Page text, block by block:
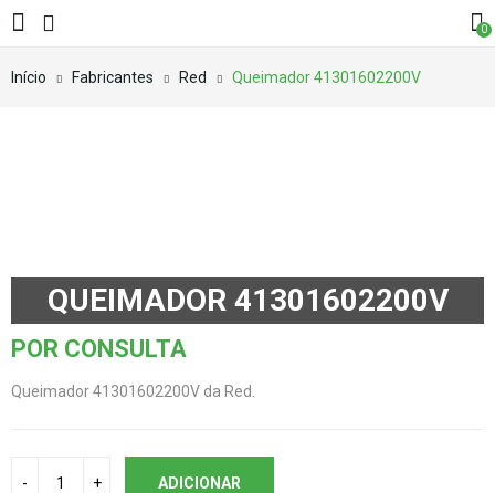
0
Início Fabricantes Red Queimador 41301602200V
QUEIMADOR 41301602200V
POR CONSULTA
Queimador 41301602200V da Red.
ADICIONAR